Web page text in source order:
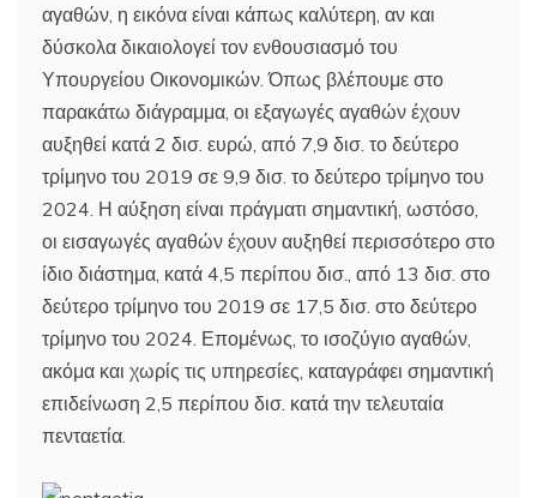
αγαθών, η εικόνα είναι κάπως καλύτερη, αν και
δύσκολα δικαιολογεί τον ενθουσιασμό του
Υπουργείου Οικονομικών. Όπως βλέπουμε στο
παρακάτω διάγραμμα, οι εξαγωγές αγαθών έχουν
αυξηθεί κατά 2 δισ. ευρώ, από 7,9 δισ. το δεύτερο
τρίμηνο του 2019 σε 9,9 δισ. το δεύτερο τρίμηνο του
2024. Η αύξηση είναι πράγματι σημαντική, ωστόσο,
οι εισαγωγές αγαθών έχουν αυξηθεί περισσότερο στο
ίδιο διάστημα, κατά 4,5 περίπου δισ., από 13 δισ. στο
δεύτερο τρίμηνο του 2019 σε 17,5 δισ. στο δεύτερο
τρίμηνο του 2024. Επομένως, το ισοζύγιο αγαθών,
ακόμα και χωρίς τις υπηρεσίες, καταγράφει σημαντική
επιδείνωση 2,5 περίπου δισ. κατά την τελευταία
πενταετία.